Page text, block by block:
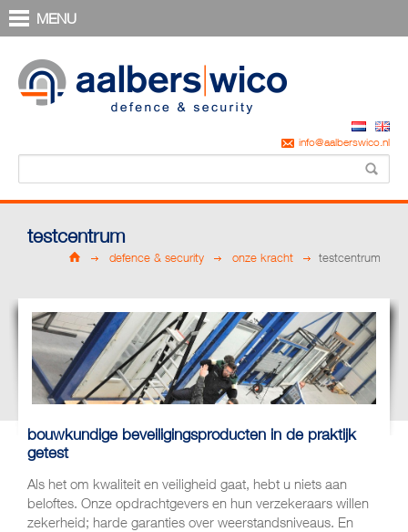
MENU
info@aalberswico.nl
testcentrum
defence & security onze kracht testcentrum
bouwkundige beveiligingsproducten in de praktijk
getest
Als het om kwaliteit en veiligheid gaat, hebt u niets aan
beloftes. Onze opdrachtgevers en hun verzekeraars willen
zekerheid; harde garanties over weerstandsniveaus. En